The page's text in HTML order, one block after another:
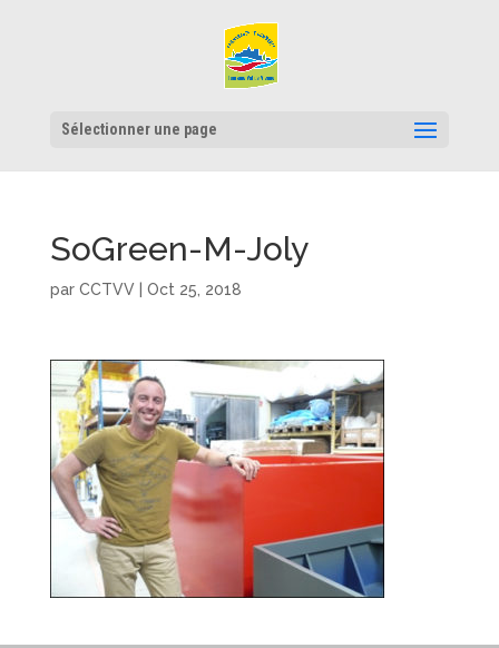
Sélectionner une page
SoGreen-M-Joly
par CCTVV| Oct 25, 2018